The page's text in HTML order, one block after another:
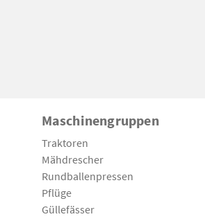
Maschinengruppen
Traktoren
Mähdrescher
Rundballenpressen
Pflüge
Güllefässer